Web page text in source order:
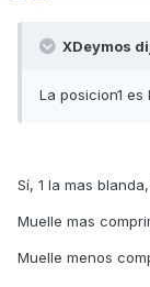
XDeymos
La posicion1 es
Sí, 1 la mas
Muelle mas
Muelle menos